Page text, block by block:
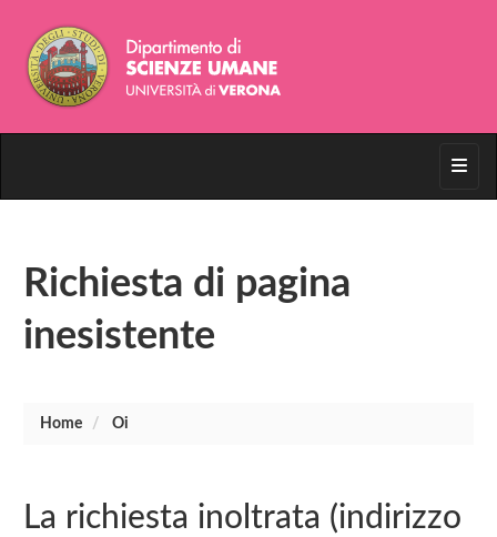
Richiesta di pagina
inesistente
Home Oi
La richiesta inoltrata (indirizzo